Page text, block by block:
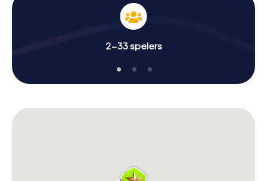
2-33 spelers